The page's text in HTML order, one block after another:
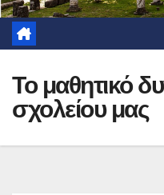
Το μαθητικό
σχολείου μας